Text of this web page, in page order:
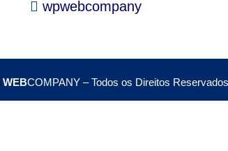
wpwebcompany
WEBCOMPANY – Todos os Direitos Reservados